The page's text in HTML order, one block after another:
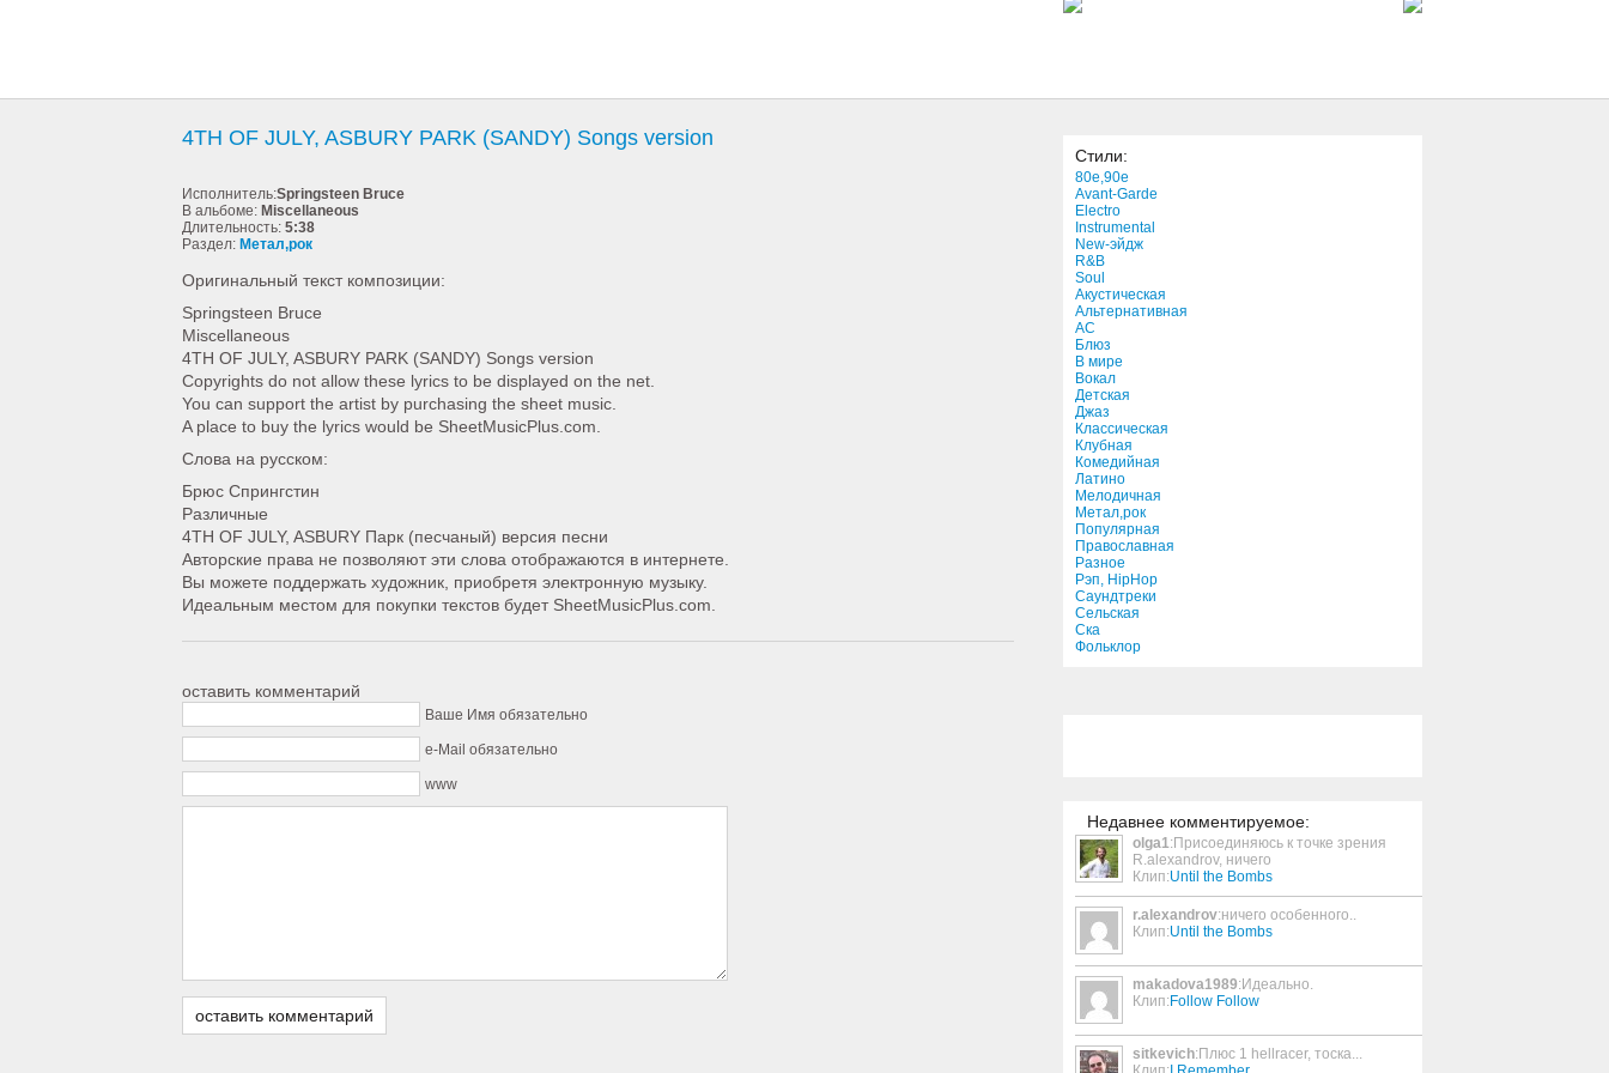
2:25
Vigilante
3:39
Not Eazy
3:19
Coma
1:20
4TH OF JULY, ASBURY PARK (SANDY) Songs version
Исполнитель:Springsteen Bruce
В альбоме: Miscellaneous
Длительность: 5:38
Раздел: Метал,рок
Оригинальный текст композиции:
Springsteen Bruce
Miscellaneous
4TH OF JULY, ASBURY PARK (SANDY) Songs version
Copyrights do not allow these lyrics to be displayed on the net.
You can support the artist by purchasing the sheet music.
A place to buy the lyrics would be SheetMusicPlus.com.
Слова на русском:
Брюс Спрингстин
Различные
4TH OF JULY, ASBURY Парк (песчаный) версия песни
Авторские права не позволяют эти слова отображаются в интернете.
Вы можете поддержать художник, приобретя электронную музыку.
Идеальным местом для покупки текстов будет SheetMusicPlus.com.
оставить комментарий
Ваше Имя обязательно
e-Mail обязательно
www
Стили:
80e,90e
Avant-Garde
Electro
Instrumental
New-эйдж
R&B
Soul
Акустическая
Альтернативная
АС
Блюз
В мире
Вокал
Детская
Джаз
Классическая
Клубная
Комедийная
Латино
Мелодичная
Метал,рок
Популярная
Православная
Разное
Рэп, HipHop
Саундтреки
Сельская
Ска
Фольклор
Недавнее комментируемое:
olga1:Присоединяюсь к точке зрения
R.alexandrov, ничего
Клип:Until the Bombs
r.alexandrov:ничего особенного..
Клип:Until the Bombs
makadova1989:Идеально.
Клип: Follow Follow
sitkevich:Плюс 1 hellracer, тоска...